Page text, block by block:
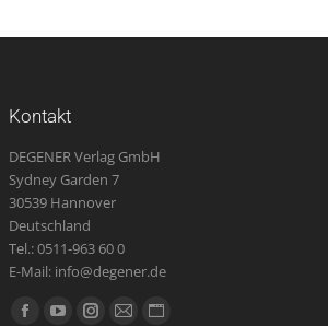
Kontakt
DEGENER Verlag GmbH
Sydney Garden 7
30539 Hannover
Deutschland
Tel.: 0511-963 60 0
E-Mail: info@degener.de
Finden Sie uns auf: